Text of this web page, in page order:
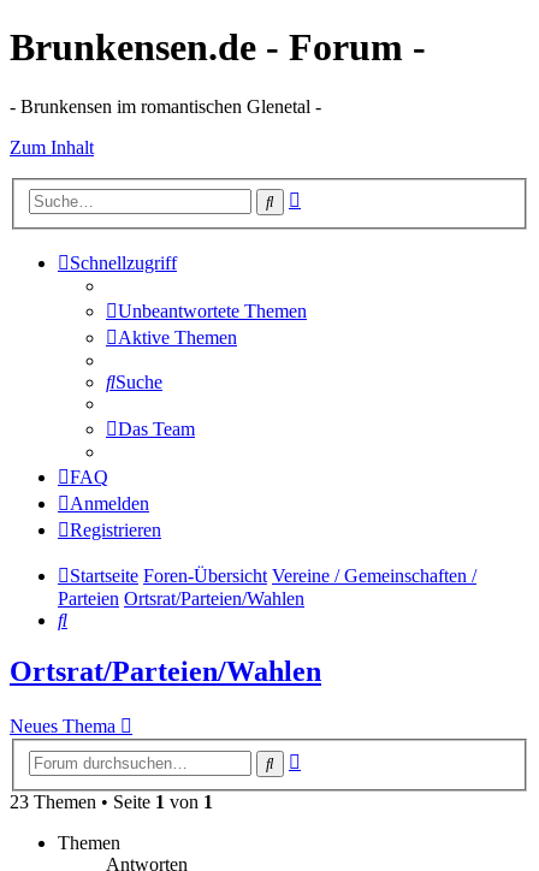
Brunkensen.de - Forum -
- Brunkensen im romantischen Glenetal -
Zum Inhalt
Suche
Schnellzugriff
Unbeantwortete Themen
Aktive Themen
Suche
Das Team
FAQ
Anmelden
Registrieren
Startseite Foren-Übersicht Vereine / Gemeinschaften /
Parteien Ortsrat/Parteien/Wahlen
Suche
Ortsrat/Parteien/Wahlen
Neues Thema
Suche
23 Themen • Seite 1 von 1
Themen
Antworten